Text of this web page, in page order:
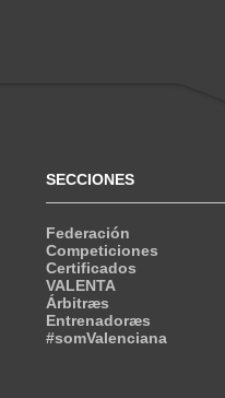
SECCIONES
Federación
Competiciones
Certificados
VALENTA
Árbitræs
Entrenadoræs
#somValenciana